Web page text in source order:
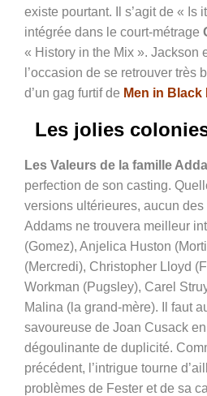
existe pourtant. Il s’agit de « Is
intégrée dans le court-métrage
« History in the Mix ». Jackson
l’occasion de se retrouver très
d’un gag furtif de Men in Black II
Les jolies
Les Valeurs de la famille
perfection de son casting.
versions ultérieures, aucun
Addams ne trouvera meilleur
(Gomez), Anjelica Huston
(Mercredi), Christopher Lloyd
Workman (Pugsley), Carel
Malina (la grand-mère). Il faut
savoureuse de Joan Cusack
dégoulinante de duplicité.
précédent, l’intrigue tourne
problèmes de Fester et de sa